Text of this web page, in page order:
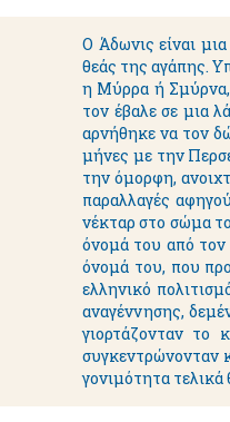
Ο Άδωνις είναι
θεάς της αγάπης.
η Mύρρα ή
τον έβαλε σε μια
αρνήθηκε να τον
μήνες με την
την όμορφη,
παραλλαγές
νέκταρ στο σώμα
όνομά του από τον
όνομά του, που
ελληνικό
αναγέννησης,
γιορτάζονταν το
συγκεντρώνονταν
γονιμότητα τελικά